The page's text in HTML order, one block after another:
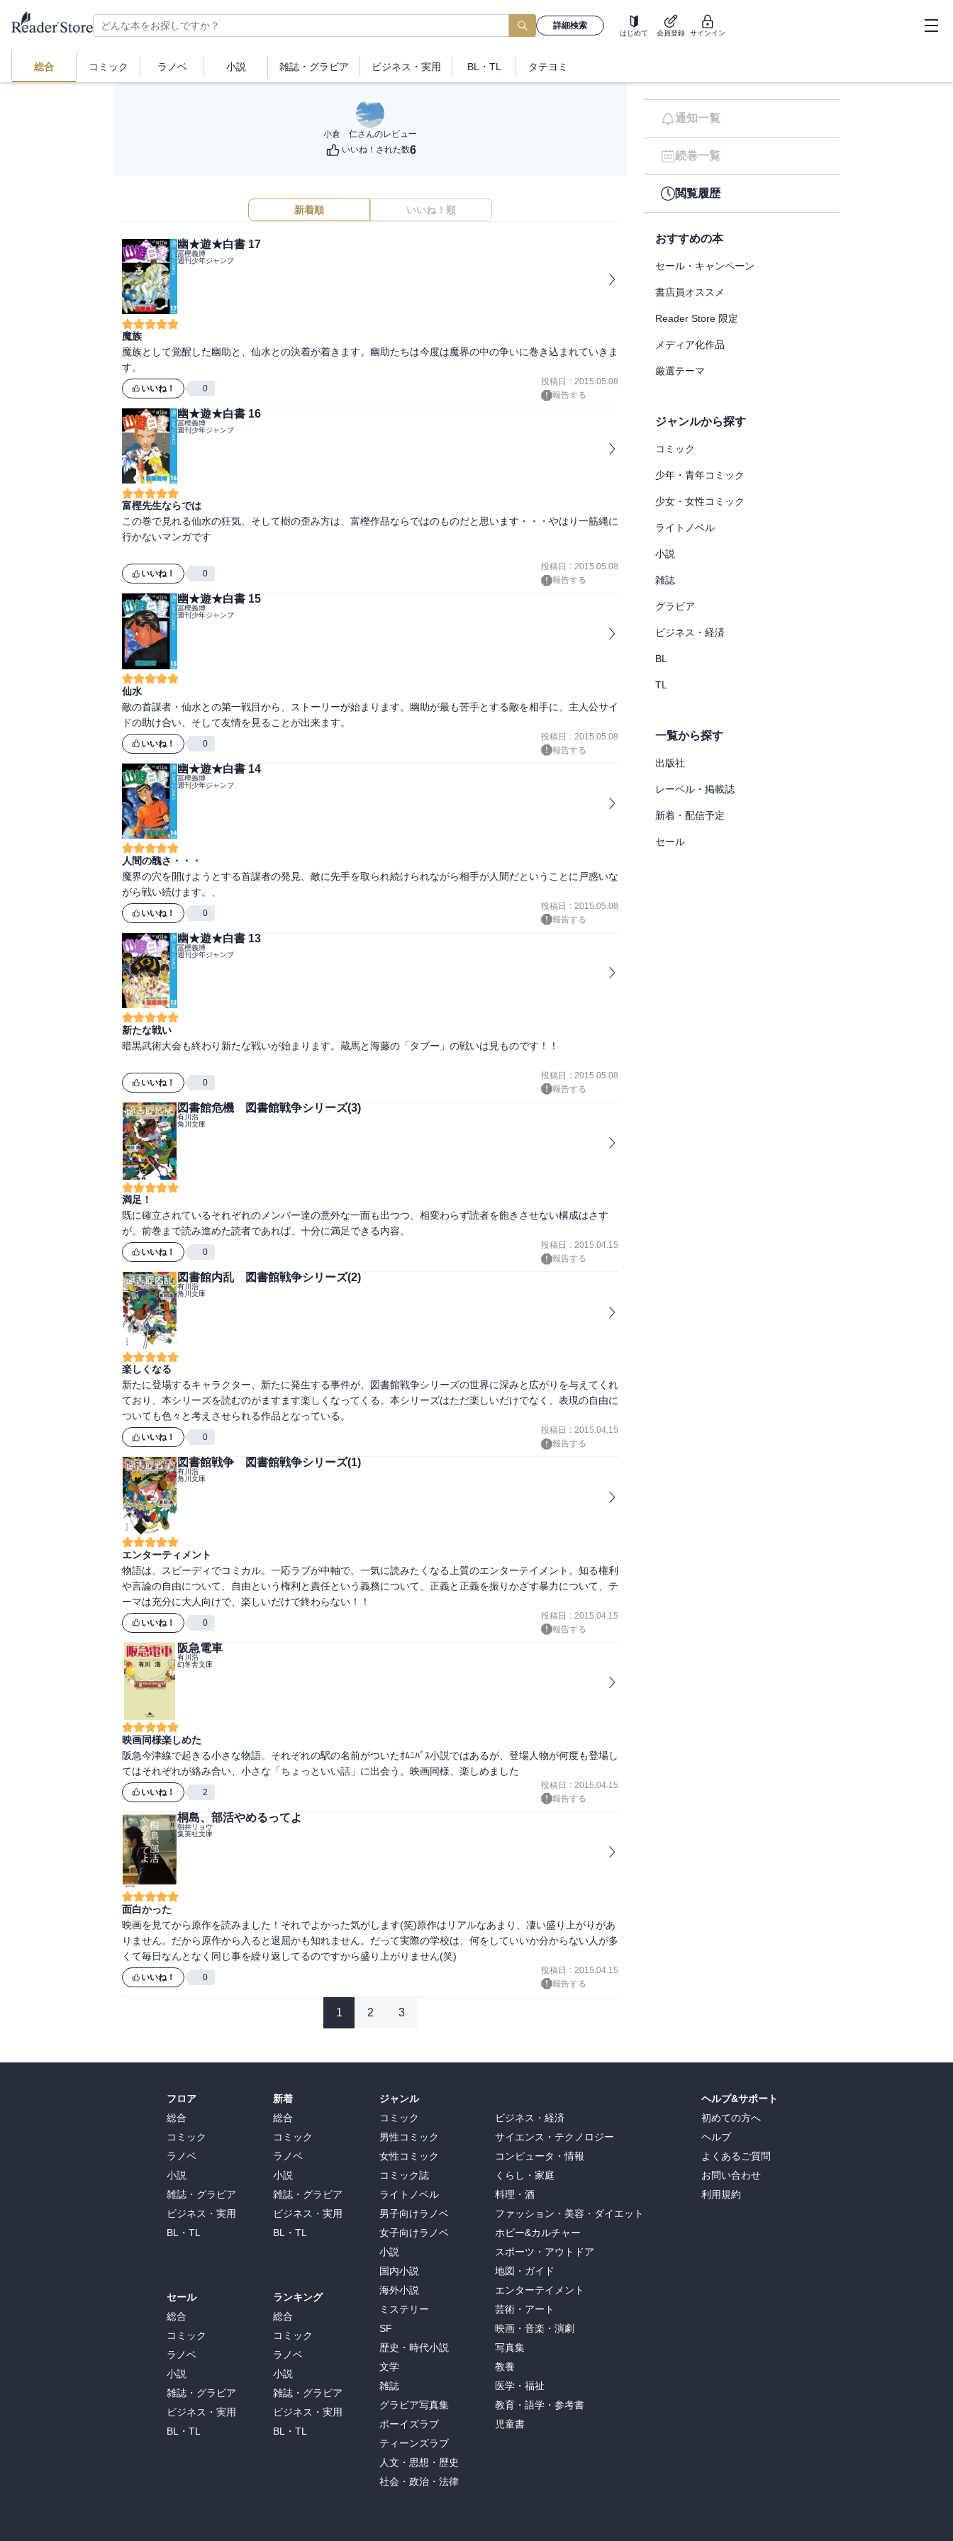
詳細検索
はじめて 会員登録 サインイン
総合 コミック ラノベ 小説 雑誌・ グラビア ビジネス ・実用 BL・TL タテヨミ
小倉 仁さんのレビュー
いいね！された数6
新着順 いいね！順
幽★遊★白書 17
冨樫義博
週刊少年ジャンプ
魔族
魔族として覚醒した幽助と、仙水との決着が着きます。幽助たちは今度は魔界の中の争いに巻き込まれていきま
いいね！ 0
投稿日 : 2015.05.08
報告する
幽★遊★白書 16
冨樫義博
週刊少年ジャンプ
富樫先生ならでは
この巻で見れる仙水の狂気、そして樹の歪み方は、富樫作品ならではのものだと思います・・・やはり一筋縄に
行かないマンガです
いいね！ 0
投稿日 : 2015.05.08
報告する
幽★遊★白書 15
冨樫義博
週刊少年ジャンプ
仙水
敵の首謀者・仙水との第一戦目から、ストーリーが始まります。幽助が最も苦手とする敵を相手に、主人公サイ
いいね！ 0
投稿日 : 2015.05.08
報告する
幽★遊★白書 14
冨樫義博
週刊少年ジャンプ
人間の醜さ・・・
魔界の穴を開けようとする首謀者の発見、敵に先手を取られ続けられながら相手が人間だということに戸惑いな
いいね！ 0
投稿日 : 2015.05.08
報告する
幽★遊★白書 13
冨樫義博
週刊少年ジャンプ
新たな戦い
暗黒武術大会も終わり新たな戦いが始まります。蔵馬と海藤の「タブー」の戦いは見ものです！！
いいね！ 0
投稿日 : 2015.05.08
報告する
図書館危機 図書館戦争シリーズ(3)
有川浩
角川文庫
満足！
既に確立されているそれぞれのメンバー達の意外な一面も出つつ、相変わらず読者を飽きさせない構成はさす
いいね！ 0
投稿日 : 2015.04.15
報告する
図書館内乱 図書館戦争シリーズ(2)
有川浩
角川文庫
楽しくなる
新たに登場するキャラクター、新たに発生する事件が、図書館戦争シリーズの世界に深みと広がりを与えてくれ
ており、本シリーズを読むのがますます楽しくなってくる。本シリーズはただ楽しいだけでなく、表現の自由に
いいね！ 0
投稿日 : 2015.04.15
報告する
図書館戦争 図書館戦争シリーズ(1)
有川浩
角川文庫
エンターティメント
物語は、スピーディでコミカル。一応ラブが中軸で、一気に読みたくなる上質のエンターテイメント。知る権利
や言論の自由について、自由という権利と責任という義務について、正義と正義を振りかざす暴力について、テ
いいね！ 0
投稿日 : 2015.04.15
報告する
阪急電車
有川浩
幻冬舎文庫
映画同様楽しめた
阪急今津線で起きる小さな物語。それぞれの駅の名前がついたｵﾑﾆﾊﾞｽ小説ではあるが、登場人物が何度も登場し
いいね！ 2
投稿日 : 2015.04.15
報告する
桐島、部活やめるってよ
朝井リョウ
集英社文庫
面白かった
映画を見てから原作を読みました！それでよかった気がします(笑)原作はリアルなあまり、凄い盛り上がりがあ
りません。だから原作から入ると退屈かも知れません。だって実際の学校は、何をしていいか分からない人が多
いいね！ 0
投稿日 : 2015.04.15
報告する
1 2 3
通知一覧
続巻一覧
閲覧履歴
おすすめの本
セール・キャンペーン
書店員オススメ
Reader Store 限定
メディア化作品
厳選テーマ
ジャンルから探す
コミック
少年・青年コミック
少女・女性コミック
ライトノベル
小説
雑誌
グラビア
ビジネス・経済
BL
TL
一覧から探す
出版社
レーベル・掲載誌
新着・配信予定
セール
フロア
総合
コミック
ラノベ
小説
雑誌・グラビア
ビジネス・実用
BL・TL
セール
総合
コミック
ラノベ
小説
雑誌・グラビア
ビジネス・実用
BL・TL
新着
総合
コミック
ラノベ
小説
雑誌・グラビア
ビジネス・実用
BL・TL
ランキング
総合
コミック
ラノベ
小説
雑誌・グラビア
ビジネス・実用
BL・TL
ジャンル
コミック
男性コミック
女性コミック
コミック誌
ライトノベル
男子向けラノベ
女子向けラノベ
小説
国内小説
海外小説
ミステリー
SF
歴史・時代小説
文学
雑誌
グラビア写真集
ボーイズラブ
ティーンズラブ
人文・思想・歴史
社会・政治・法律
ビジネス・経済
サイエンス・テクノロジー
コンピュータ・情報
くらし・家庭
料理・酒
ファッション・美容・ダイエット
ホビー&カルチャー
スポーツ・アウトドア
地図・ガイド
エンターテイメント
芸術・アート
映画・音楽・演劇
写真集
教養
医学・福祉
教育・語学・参考書
児童書
ヘルプ&サポート
初めての方へ
ヘルプ
よくあるご質問
お問い合わせ
利用規約